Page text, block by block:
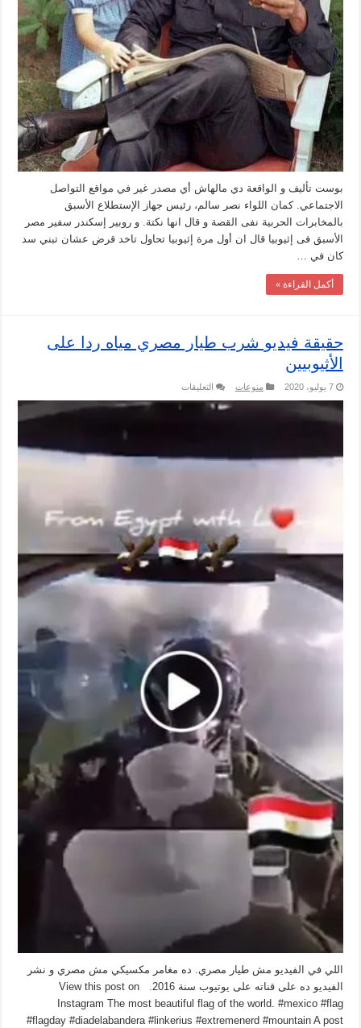
بوست تأليف و الواقعة دي مالهاش أي مصدر غير في مواقع التواصل
الاجتماعي. كمان اللواء نصر سالم، رئيس جهاز الإستطلاع الأسبق
بالمخابرات الحربية نفى القصة و قال انها نكتة. و روبير إسكندر سفير مصر
الأسبق فى إثيوبيا قال ان أول مرة إثيوبيا تحاول تاخد قرض عشان تبني سد
كان في …
أكمل القراءة »
حقيقة فيديو شرب طيار مصري مياه ردا على
الأثيوبيين
7 يوليو، 2020 منوعات التعليقات
فيديو
ردا
اللي في الفيديو مش طيار مصري. ده مغامر مكسيكي مش مصري و نشر
الفيديو ده على قناته على يوتيوب سنة 2016. View this post on
Instagram The most beautiful flag of the world. #mexico #flag
#flagday #diadelabandera #linkerius #extremenerd #mountain A post